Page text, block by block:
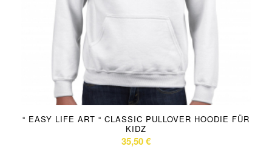
“ EASY LIFE ART “ CLASSIC PULLOVER HOODIE FÜR
KIDZ
35,50€